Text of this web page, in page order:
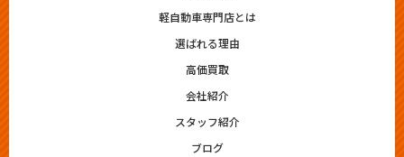
軽自動車専門店とは
選ばれる理由
高価買取
会社紹介
スタッフ紹介
ブログ